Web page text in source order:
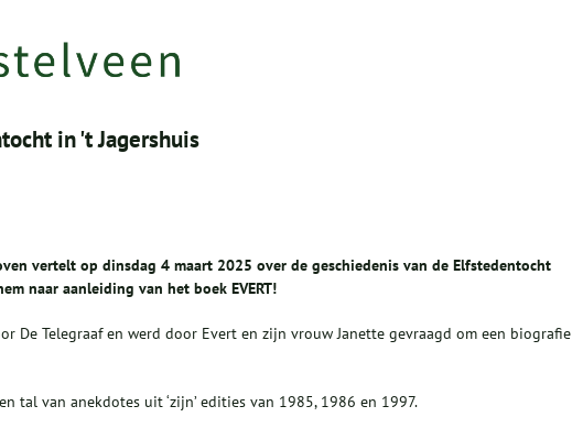
in 't Jagershuis
vertelt op dinsdag 4 maart 2025 over de geschiedenis van de Elfstedentocht
naar aanleiding van het boek EVERT!
De Telegraaf en werd door Evert en zijn vrouw Janette gevraagd om een biografie
tal van anekdotes uit ‘zijn’ edities van 1985, 1986 en 1997.